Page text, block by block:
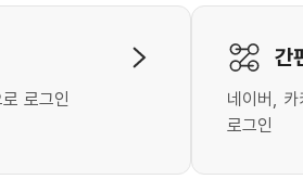
로그인
간
네이버,
로그인